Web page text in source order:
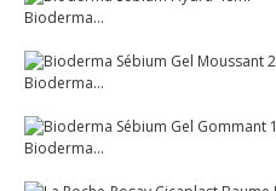
Bioderma...
Bioderma...
Bioderma...